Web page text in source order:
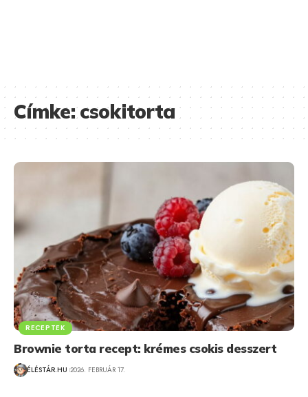
Címke:csokitorta
RECEPTEK
Brownie torta recept: krémes csokis desszert
ÉLÉSTÁR.HU 2026. FEBRUÁR 17.